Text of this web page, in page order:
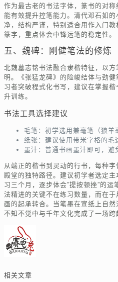
作为最古老的书法字体，篆书的对称
能有效提升控笔能力。清代邓石如的
净，结构严谨，特别适合用作入门
篆字，重点体会中锋运笔的稳定性。
五、魏碑：刚健笔法的修炼
北魏墓志铭书法融合隶楷特征，以方
明。《张猛龙碑》的险峻结体与劲
习者突破程式化书写，建议在掌握
升训练。
书法工具选择建议
毛笔：初学选用兼毫笔（狼羊
纸张：建议使用带米字格的毛
墨汁：普通书画墨汁即可，避
从端正的楷书到灵动的行书，每种
殿堂的独特路径。建议初学者选定主
习三个月，逐步体会”提按顿挫”的运
法精进的关键不在练习数量，而在于
画的起承转合。当笔墨在宣纸上自
不知不觉中与千年文化完成了一场跨
相关文章